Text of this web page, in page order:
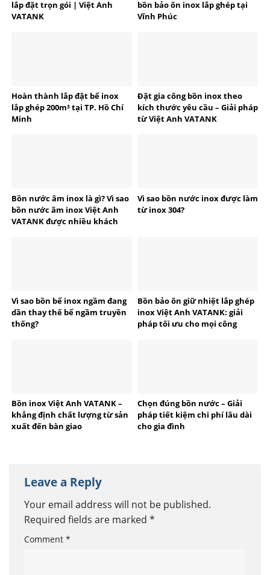
lắp đặt trọn gói | Việt Anh
VATANK
bồn bảo ôn inox lắp ghép tại
Vĩnh Phúc
Hoàn thành lắp đặt bể inox
lắp ghép 200m³ tại TP. Hồ Chí
Minh
Đặt gia công bồn inox theo
kích thước yêu cầu – Giải pháp
từ Việt Anh VATANK
Bồn nước âm inox là gì? Vì sao
bồn nước âm inox Việt Anh
VATANK được nhiều khách
Vì sao bồn nước inox được làm
từ inox 304?
Vì sao bồn bể inox ngầm đang
dần thay thế bể ngầm truyền
thống?
Bồn bảo ôn giữ nhiệt lắp ghép
inox Việt Anh VATANK: giải
pháp tối ưu cho mọi công
Bồn inox Việt Anh VATANK –
khẳng định chất lượng từ sản
xuất đến bàn giao
Chọn đúng bồn nước – Giải
pháp tiết kiệm chi phí lâu dài
cho gia đình
Leave a Reply
Your email address will not be published.
Required fields are marked *
Comment *